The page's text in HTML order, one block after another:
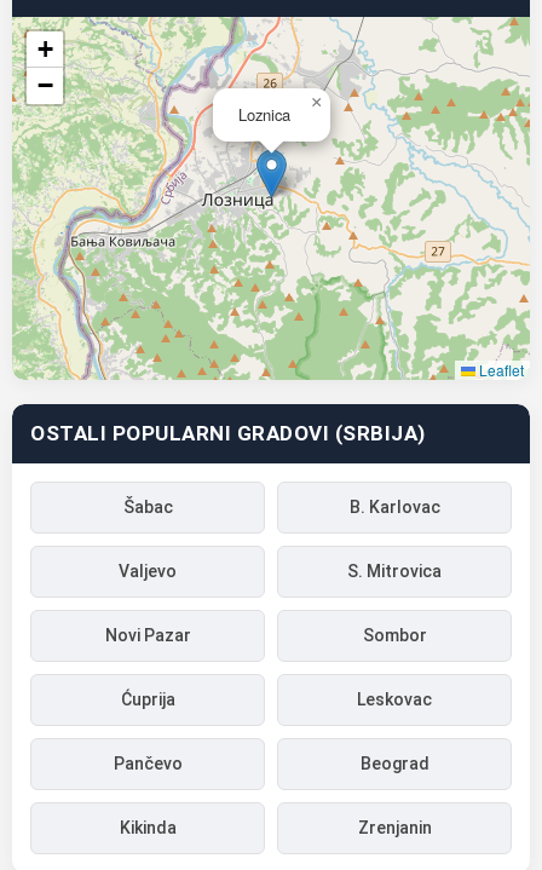
Loznica
×
+
−
Leaflet
OSTALI POPULARNI GRADOVI (SRBIJA)
Šabac B. Karlovac
Valjevo S. Mitrovica
Novi Pazar Sombor
Ćuprija Leskovac
Pančevo Beograd
Kikinda Zrenjanin